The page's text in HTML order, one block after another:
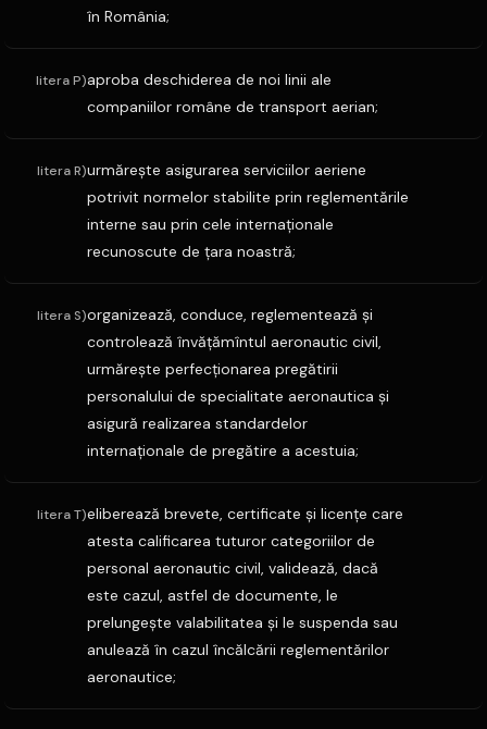
în România;
litera P)aproba deschiderea de noi linii ale
companiilor române de transport aerian;
litera R)urmăreşte asigurarea serviciilor aeriene
potrivit normelor stabilite prin reglementările
interne sau prin cele internaţionale
recunoscute de ţara noastră;
litera S)organizează, conduce, reglementează şi
controlează învăţămîntul aeronautic civil,
urmăreşte perfecţionarea pregătirii
personalului de specialitate aeronautica şi
asigură realizarea standardelor
internaţionale de pregătire a acestuia;
litera T)eliberează brevete, certificate şi licenţe care
atesta calificarea tuturor categoriilor de
personal aeronautic civil, validează, dacă
este cazul, astfel de documente, le
prelungeşte valabilitatea şi le suspenda sau
anulează în cazul încălcării reglementărilor
aeronautice;